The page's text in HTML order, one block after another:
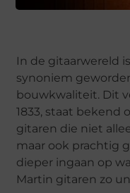
In de gitaarwereld
synoniem
bouwkwaliteit. Dit
1833, staat bekend
gitaren die niet
maar ook prachtig
dieper ingaan op
Martin gitaren zo